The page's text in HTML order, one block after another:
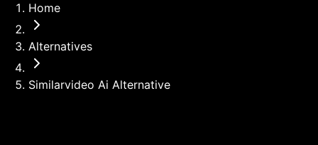
Home
Alternatives
Similarvideo Ai Alternative